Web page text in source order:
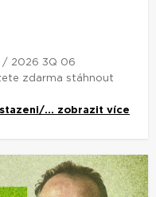
/ 2026 3Q 06
zdarma stáhnout
... zobrazit více